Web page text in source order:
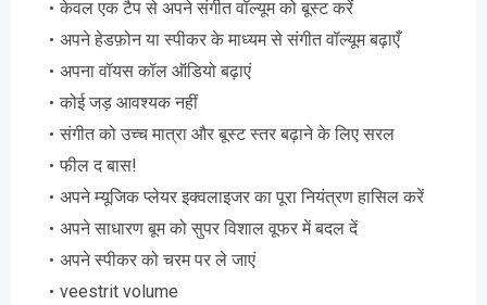
केवल एक टैप से अपने संगीत वॉल्यूम को बूस्ट करें
अपने हेडफ़ोन या स्पीकर के माध्यम से संगीत वॉल्यूम बढ़ाएँ
अपना वॉयस कॉल ऑडियो बढ़ाएं
कोई जड़ आवश्यक नहीं
संगीत को उच्च मात्रा और बूस्ट स्तर बढ़ाने के लिए सरल
फील द बास!
अपने म्यूजिक प्लेयर इक्वलाइजर का पूरा नियंत्रण हासिल करें
अपने साधारण बूम को सुपर विशाल वूफर में बदल दें
अपने स्पीकर को चरम पर ले जाएं
veestrit volume